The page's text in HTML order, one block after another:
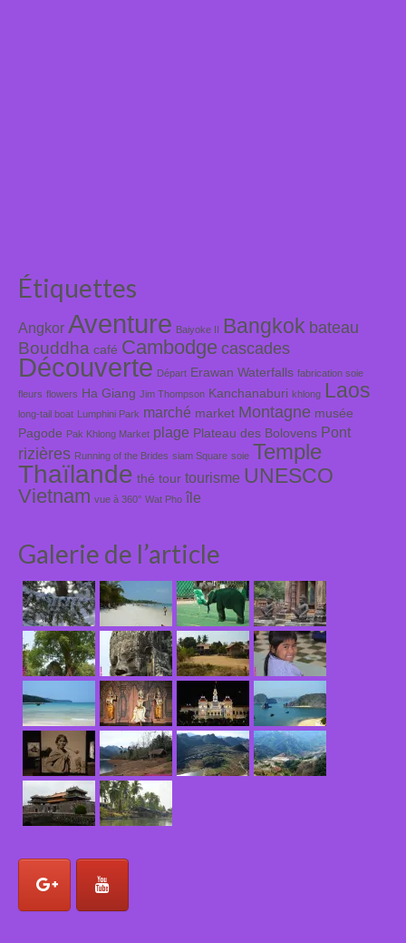
Étiquettes
Angkor Aventure Baiyoke II Bangkok bateau
Bouddha café Cambodge cascades
Découverte Départ Erawan Waterfalls fabrication soie
fleurs flowers Ha Giang Jim Thompson Kanchanaburi khlong Laos
long-tail boat Lumphini Park marché market Montagne musée
Pagode Pak Khlong Market plage Plateau des Bolovens Pont
rizières Running of the Brides siam Square soie Temple
Thaïlande thé tour tourisme UNESCO
Vietnam vue à 360° Wat Pho île
Galerie de l’article